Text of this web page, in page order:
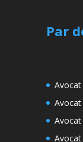
Par
Avocat
Avocat
Avocat